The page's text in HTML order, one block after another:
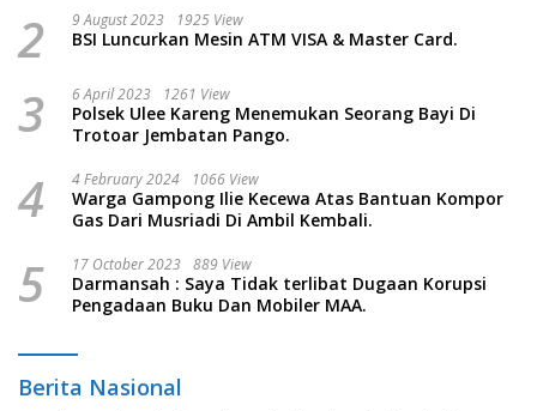
2 9 August 2023 1925 View
BSI Luncurkan Mesin ATM VISA & Master Card.
3 6 April 2023 1261 View
Polsek Ulee Kareng Menemukan Seorang Bayi Di
Trotoar Jembatan Pango.
4 4 February 2024 1066 View
Warga Gampong Ilie Kecewa Atas Bantuan Kompor
Gas Dari Musriadi Di Ambil Kembali.
5 17 October 2023 889 View
Darmansah : Saya Tidak terlibat Dugaan Korupsi
Pengadaan Buku Dan Mobiler MAA.
Berita Nasional